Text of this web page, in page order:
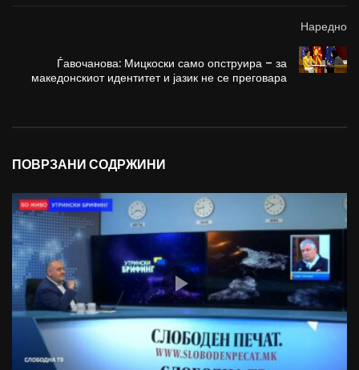
Наредно
Ѓавочанова: Мицкоски само опструира – за
македонскиот идентитет и јазик не се преговара
ПОВРЗАНИ СОДРЖИНИ